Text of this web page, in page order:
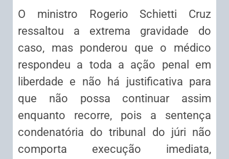
O ministro Rogerio Schietti Cruz
ressaltou a extrema gravidade do
caso, mas ponderou que o médico
respondeu a toda a ação penal
em
liberdade e não há justificativa para
que não possa continuar assim
enquanto recorre, pois a sentença
condenatória do tribunal do júri não
comporta execução imediata,